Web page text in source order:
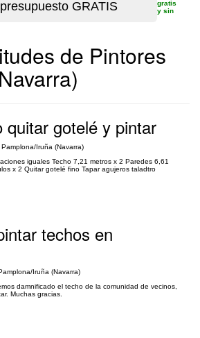
gratis
y sin
de Pintores
quitar gotelé y pintar
Iruña (Navarra)
iguales Techo 7,21 metros x 2 Paredes 6,61
x 2 Quitar gotelé fino Tapar agujeros taladtro
techos en
Iruña (Navarra)
damnificado el techo de la comunidad de vecinos,
Muchas gracias.